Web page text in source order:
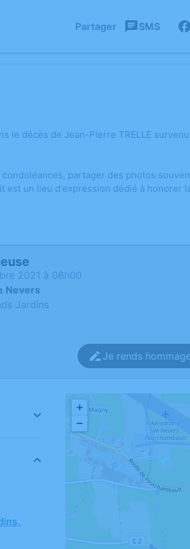
Partager SMS
le décès de Jean-Pierre TRELLE
partager des photos
un lieu d'expression dédié à honorer
2021 à 08h00
Nevers
Jardins
Je rends
+
−